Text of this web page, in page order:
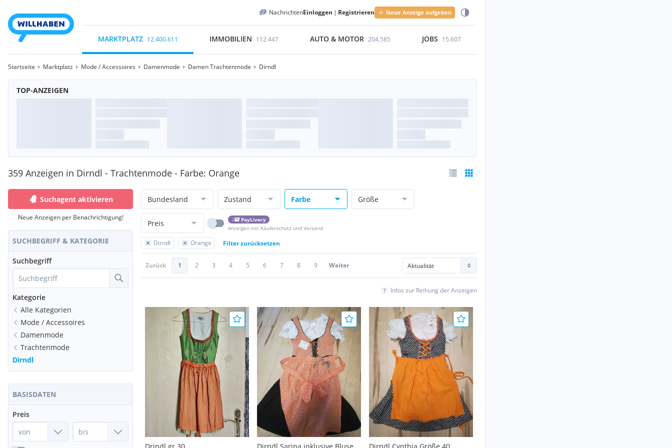
NachrichtenEinloggen | Registrieren Neue Anzeige aufgeben
MARKTPLATZ 12.400.611 IMMOBILIEN 112.447 AUTO & MOTOR 204.585 JOBS 15.607
Startseite Marktplatz Mode / Accessoires Damenmode Damen Trachtenmode Dirndl
TOP-ANZEIGEN
359 Anzeigen in Dirndl - Trachtenmode - Farbe: Orange
Suchagent aktivieren
Neue Anzeigen per Benachrichtigung!
SUCHBEGRIFF & KATEGORIE
Suchbegriff
Kategorie
Alle Kategorien
Mode / Accessoires
Damenmode
Trachtenmode
Dirndl
BASISDATEN
Preis
Bundesland Zustand Farbe Größe
Preis
PayLivery
Anzeigen mit Käuferschutz und Versand
Dirndl Orange Filter zurücksetzen
Zurück 1 2 3 4 5 6 7 8 9 Weiter
Infos zur Reihung der Anzeigen